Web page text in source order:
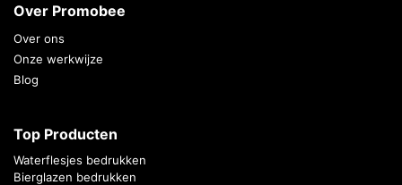
Over Promobee
Over ons
Onze werkwijze
Blog
Top Producten
Waterflesjes bedrukken
Bierglazen bedrukken